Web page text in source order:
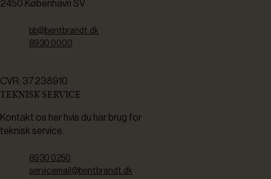
2450 København SV
bb@bentbrandt.dk
8930 0000
CVR: 37238910
TEKNISK SERVICE
Kontakt os her hvis du har brug for
teknisk service.
8930 0250
servicemail@bentbrandt.dk